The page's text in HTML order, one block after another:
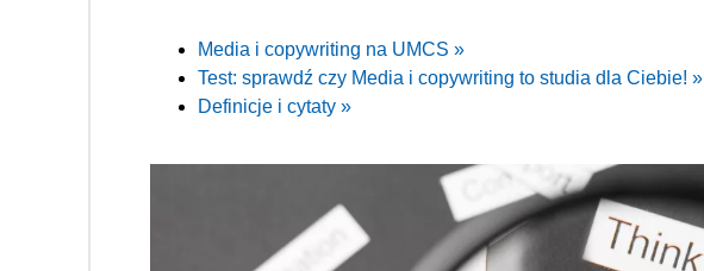
Media i copywriting na UMCS »
Test: sprawdź czy Media i copywriting to studia dla Ciebie! »
Definicje i cytaty »